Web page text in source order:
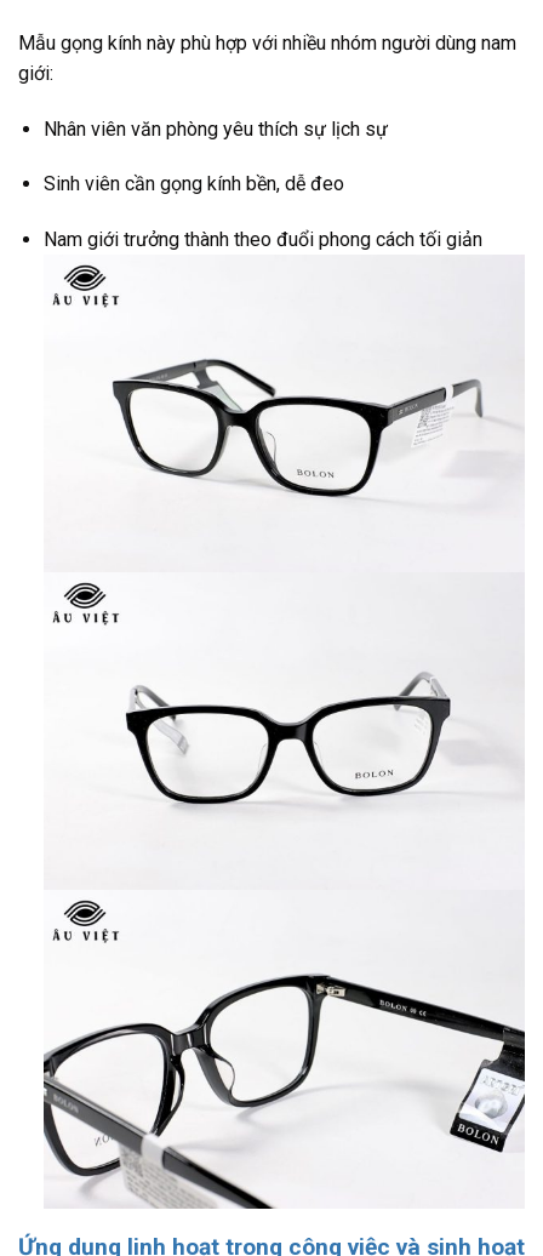
Mẫu gọng kính này phù hợp với nhiều nhóm người dùng nam
giới:
Nhân viên văn phòng yêu thích sự lịch sự
Sinh viên cần gọng kính bền, dễ đeo
Nam giới trưởng thành theo đuổi phong cách tối giản
Ứng dụng linh hoạt trong công việc và sinh hoạt